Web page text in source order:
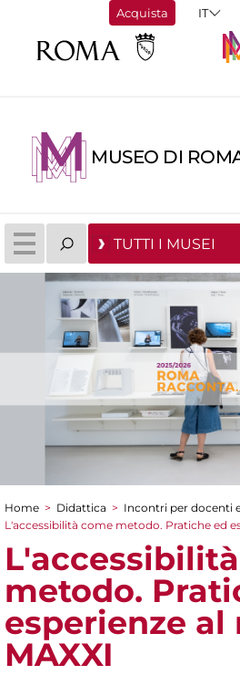
Acquista
MUSEO DI
TUTTI I MUSEI
Tu sei qui
Home > Didattica > Incontri per docenti
L'accessibilità come metodo. Pratiche ed
metodo.
esperienze al
MAXXI